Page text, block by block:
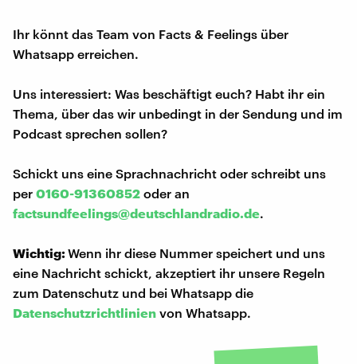
Ihr könnt das Team von Facts & Feelings über
Whatsapp erreichen.
Uns interessiert: Was beschäftigt euch? Habt ihr ein
Thema, über das wir unbedingt in der Sendung und im
Podcast sprechen sollen?
Schickt uns eine Sprachnachricht oder schreibt uns
per 0160-91360852 oder an
factsundfeelings@deutschlandradio.de.
Wichtig:Wenn ihr diese Nummer speichert und uns
eine Nachricht schickt, akzeptiert ihr unsere Regeln
zum Datenschutz und bei Whatsapp die
Datenschutzrichtlinien von Whatsapp.